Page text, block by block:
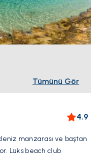
Tümünü Gör
4.9
manzarası ve baştan
Lüks beach club